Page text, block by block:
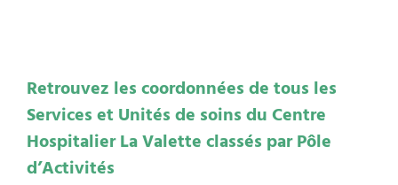
Retrouvez les coordonnées de tous les
Services et Unités de soins du Centre
Hospitalier La Valette classés par Pôle
d’Activités